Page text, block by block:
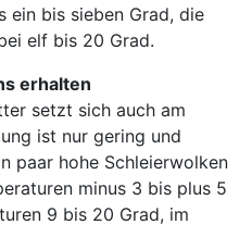
ein bis sieben Grad, die
elf bis 20 Grad.
erhalten
setzt sich auch am
ist nur gering und
paar hohe Schleierwolken
minus 3 bis plus 5
9 bis 20 Grad, im